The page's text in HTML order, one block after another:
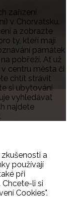
zařízení
v Chorvatsku.
a zobrazte
ty, kteří mají
památek
pobřeží. Ať už
centru města či
chtít strávit
si ubytování
vyhledávat
najdete
a
používají
při
li si
Cookies".